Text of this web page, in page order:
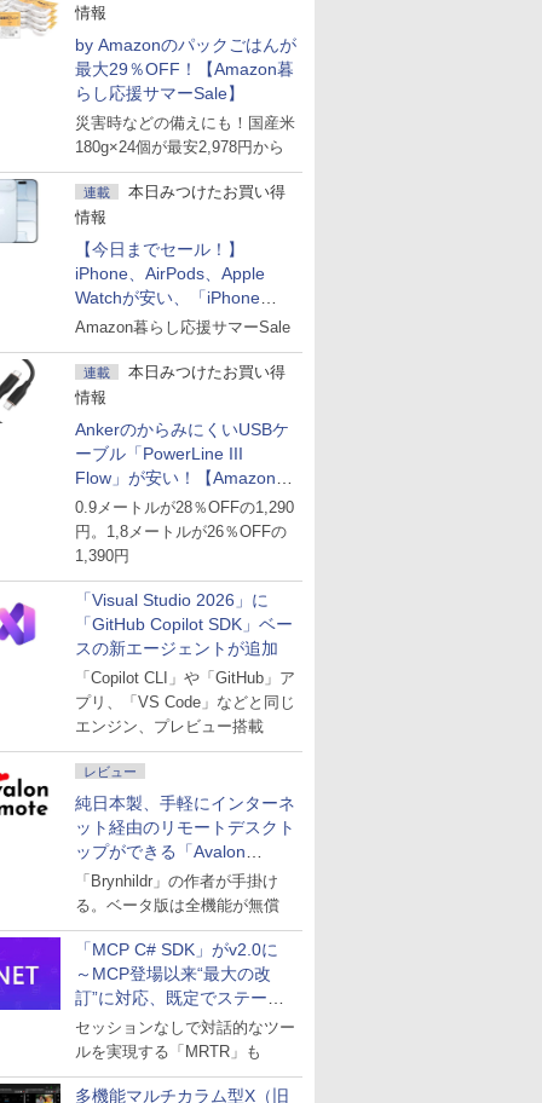
情報
by Amazonのパックごはんが
最大29％OFF！【Amazon暮
らし応援サマーSale】
災害時などの備えにも！国産米
180g×24個が最安2,978円から
連載
本日みつけたお買い得
情報
【今日までセール！】
iPhone、AirPods、Apple
Watchが安い、「iPhone
Air」256GB版が139,800円な
Amazon暮らし応援サマーSale
連載
本日みつけたお買い得
情報
AnkerのからみにくいUSBケ
ーブル「PowerLine III
Flow」が安い！【Amazon暮
らし応援サマーSale】
0.9メートルが28％OFFの1,290
円。1,8メートルが26％OFFの
1,390円
「Visual Studio 2026」に
「GitHub Copilot SDK」ベー
スの新エージェントが追加
「Copilot CLI」や「GitHub」ア
プリ、「VS Code」などと同じ
エンジン、プレビュー搭載
レビュー
純日本製、手軽にインターネ
ット経由のリモートデスクト
ップができる「Avalon
remote」
「Brynhildr」の作者が手掛け
る。ベータ版は全機能が無償
「MCP C# SDK」がv2.0に
～MCP登場以来“最大の改
訂”に対応、既定でステート
レスへ
セッションなしで対話的なツー
ルを実現する「MRTR」も
多機能マルチカラム型X（旧